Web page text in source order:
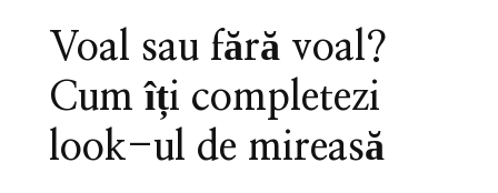
Voal sau fără voal?
Cum îți completezi
look-ul de mireasă